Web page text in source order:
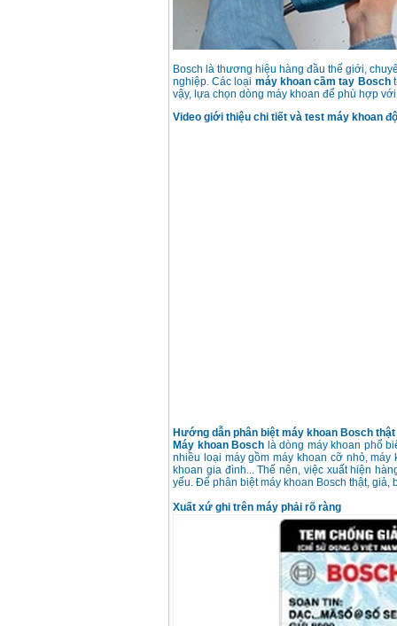
Bosch là thương hiệu hàng đầu thế giới,
nghiệp. Các loại máy khoan cầm tay Bosch
vậy, lựa chọn dòng máy khoan để phù hợp
Video giới thiệu chi tiết và test máy khoan
Hướng dẫn phân biệt máy khoan Bosch
Máy khoan Bosch là dòng máy khoan phổ
nhiều loại máy gồm máy khoan cỡ nhỏ,
khoan gia đình... Thế nên, việc xuất hiện
yếu. Để phân biệt máy khoan Bosch thật, giả,
Xuất xứ ghi trên máy phải rõ ràng